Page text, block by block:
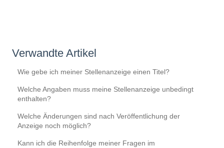
Verwandte Artikel
Wie gebe ich meiner Stellenanzeige einen Titel?
Welche Angaben muss meine Stellenanzeige unbedingt
enthalten?
Welche Änderungen sind nach Veröffentlichung der
Anzeige noch möglich?
Kann ich die Reihenfolge meiner Fragen im